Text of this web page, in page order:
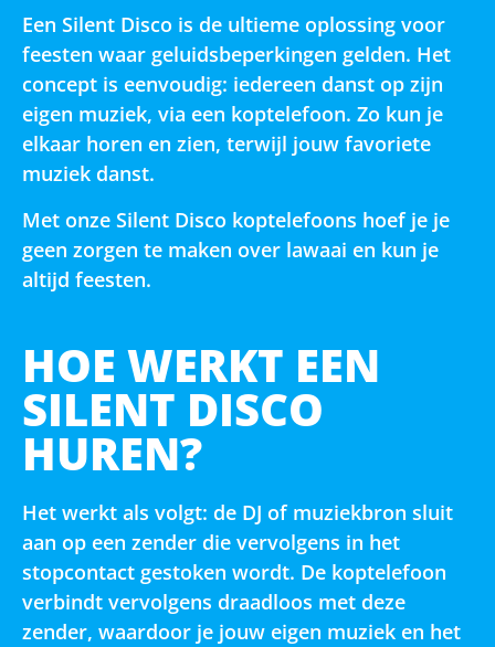
Een Silent Disco is de ultieme oplossing voor
feesten waar geluidsbeperkingen gelden. Het
concept is eenvoudig: iedereen danst op zijn
eigen muziek, via een koptelefoon. Zo kun je
elkaar horen en zien, terwijl jouw favoriete
muziek danst.
Met onze Silent Disco koptelefoons hoef je je
geen zorgen te maken over lawaai en kun je
altijd feesten.
HOE WERKT EEN
SILENT DISCO
HUREN?
Het werkt als volgt: de DJ of muziekbron sluit
aan op een zender die vervolgens in het
stopcontact gestoken wordt. De koptelefoon
verbindt vervolgens draadloos met deze
zender, waardoor je jouw eigen muziek en het